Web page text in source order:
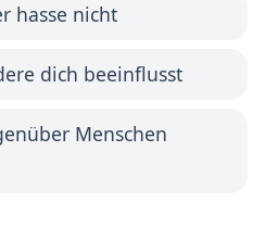
hasse nicht
dich beeinflusst
Menschen